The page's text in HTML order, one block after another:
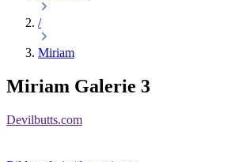
/
Miriam
Miriam Galerie 3
Devilbutts.com